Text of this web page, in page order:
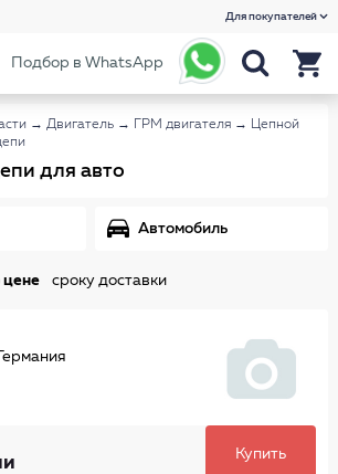
Для покупателей
Подбор в WhatsApp
→ Двигатель → ГРМ двигателя → Цепной
для авто
Автомобиль
цене сроку доставки
Германия
Купить